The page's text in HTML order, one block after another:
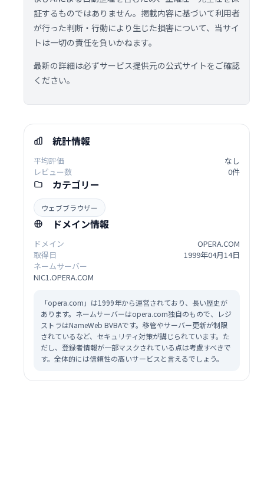
証するものではありません。掲載内容に基づいて利用者
が行った判断・行動により生じた損害について、当サイ
トは一切の責任を負いかねます。
最新の詳細は必ずサービス提供元の公式サイトをご確認
ください。
統計情報
平均評価
なし
レビュー数
0件
カテゴリー
ウェブブラウザー
ドメイン情報
ドメイン
OPERA.COM
取得日
1999年04月14日
ネームサーバー
NIC1.OPERA.COM
「opera.com」は1999年から運営されており、長い歴史が
あります。ネームサーバーはopera.com独自のもので、レジ
ストラはNameWeb BVBAです。移管やサーバー更新が制限
されているなど、セキュリティ対策が講じられています。た
だし、登録者情報が一部マスクされている点は考慮すべきで
す。全体的には信頼性の高いサービスと言えるでしょう。